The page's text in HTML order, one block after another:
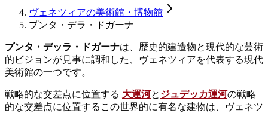
ヴェネツィアの美術館・博物館
プンタ・デラ・ドガーナ
プンタ・デッラ・ドガーナは、歴史的建造物と現代的な芸術
的ビジョンが見事に調和した、ヴェネツィアを代表する現代
美術館の一つです。
戦略的な交差点に位置する 大運河と ジュデッカ運河の戦略
的な交差点に位置するこの世界的に有名な建物は、ヴェネツ